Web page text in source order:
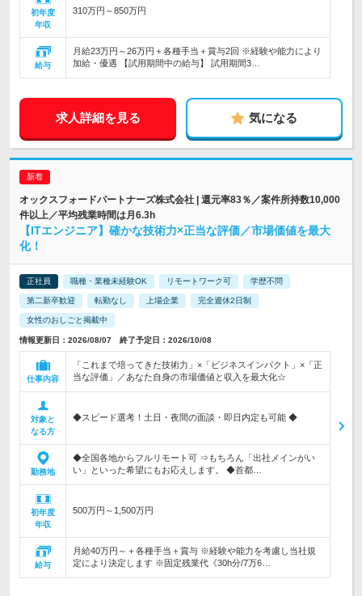
初年度
年収
310万円～850万円
給与
月給23万円～26万円＋各種手当＋賞与2回 ※経験や能力により
加給・優遇 【試用期間中の給与】 試用期間3…
求人詳細を見る 気になる
オックスフォードパートナーズ株式会社 | 還元率83％／案件所持数10,000
件以上／平均残業時間は月6.3h
【ITエンジニア】確かな技術力×正当な評価／市場価値を最大
化！
正社員 職種・業種未経験OK リモートワーク可 学歴不問
第二新卒歓迎 転勤なし 上場企業 完全週休2日制
女性のおしごと掲載中
情報更新日：2026/08/07 終了予定日：2026/10/08
仕事内容
「これまで培ってきた技術力」×「ビジネスインパクト」×「正
当な評価」／あなた自身の市場価値と収入を最大化☆
対象と
なる方
◆スピード選考！土日・夜間の面談・即日内定も可能 ◆
勤務地
◆全国各地からフルリモート可 ⇒もちろん「出社メインがい
い」といった希望にもお応えします。 ◆首都…
初年度
年収
500万円～1,500万円
給与
月給40万円～＋各種手当＋賞与 ※経験や能力を考慮し当社規
定により決定します ※固定残業代《30h分/7万6…